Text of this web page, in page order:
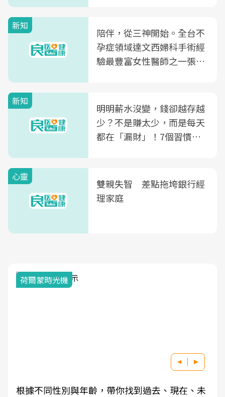
新知
陪伴，從三神開始。全台不
孕症領域達文西婦科手術經
驗最豐富女性醫師之一張永
光田醫院建構360度女性健
康照護生態圈
新知
明明薪水沒變，錢卻越存越
少？不是賺太少，而是每天
都在「漏財」！7個習慣一
心靈
雙親失智 差點拖垮銀行經
理家庭
荷爾蒙時光機
根據不同性別與年齡，帶你找到過去、現在、未